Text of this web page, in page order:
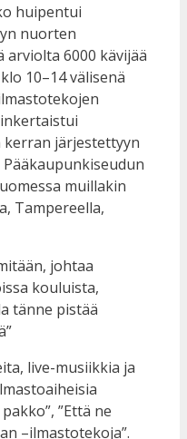
huipentui
nuorten
arviolta 6000 kävijää
10–14 välisenä
kerran järjestettyyn
muillakin
Tampereella,
johtaa
kouluista,
tänne pistää
live-musiikkia ja
”Että ne
–ilmastotekoja”.